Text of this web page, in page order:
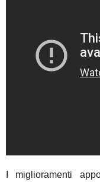
I miglioramenti